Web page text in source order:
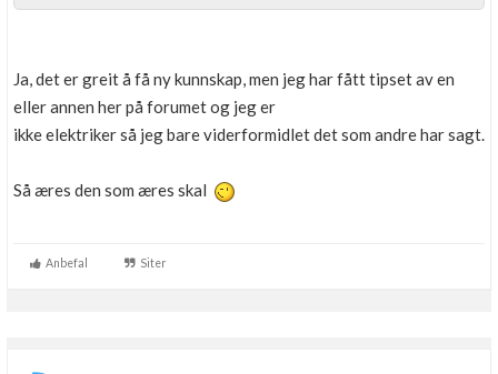
Boligmappa+
Få mer ut av Boligmappa
Ja, det er greit å få ny kunnskap, men jeg har fått tipset av en
eller annen her på forumet og jeg er
ikke elektriker så jeg bare viderformidlet det som andre har sagt.
Så æres den som æres skal
Anbefal Siter